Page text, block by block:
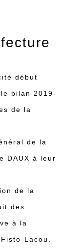
début
bilan 2019-
de la
de la
DAUX à leur
de la
des
à la
Lacou.